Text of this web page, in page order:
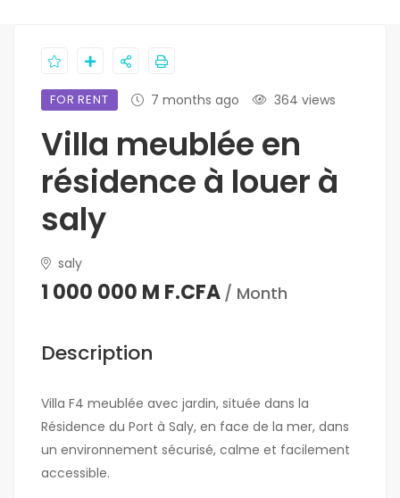
FOR RENT 7 months ago 364 views
Villa meublée en
résidence à louer à
saly
saly
1 000 000 M F.CFA / Month
Description
Villa F4 meublée avec jardin, située dans la
Résidence du Port à Saly, en face de la mer, dans
un environnement sécurisé, calme et facilement
accessible.